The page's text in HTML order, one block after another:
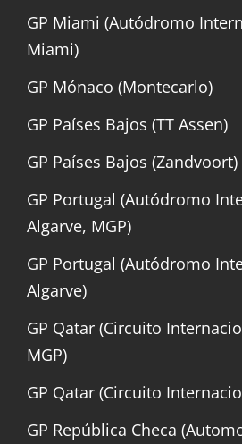
GP Miami (Autódromo
Miami)
GP Mónaco (Montecarlo)
GP Países Bajos (TT Assen)
GP Países Bajos (Zandvoort)
GP Portugal (Autódromo
Algarve, MGP)
GP Portugal (Autódromo
Algarve)
GP Qatar (Circuito
MGP)
GP Qatar (Circuito
GP República Checa